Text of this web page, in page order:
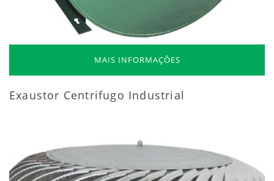
MAIS INFORMAÇÕES
Exaustor Centrifugo Industrial